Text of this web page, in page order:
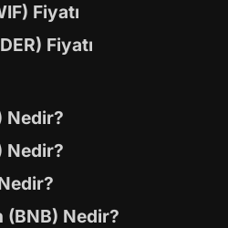
Fiyatı
Fiyatı
Nedir?
Nedir?
(BNB) Nedir?